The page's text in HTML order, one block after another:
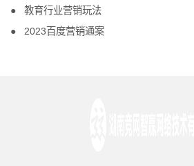
教育行业营销玩法
2023百度营销通案